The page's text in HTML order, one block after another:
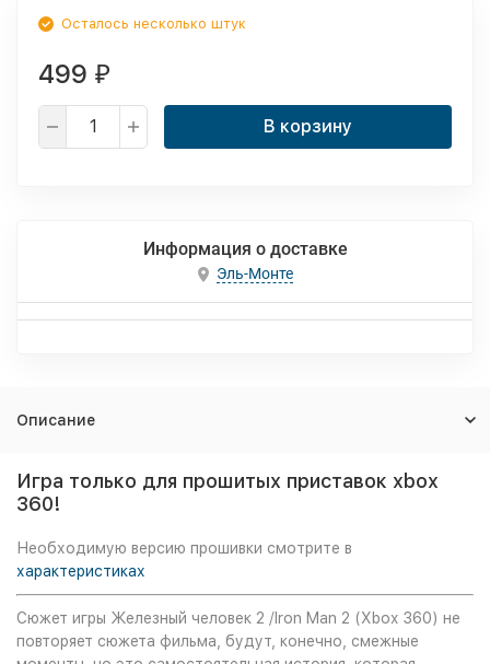
Осталось несколько штук
499 ₽
В корзину
Информация о доставке
Эль-Монте
Описание
Игра только для прошитых приставок xbox
360!
Необходимую версию прошивки смотрите в
характеристиках
Сюжет игры Железный человек 2 /Iron Man 2 (Xbox 360) не
повторяет сюжета фильма, будут, конечно, смежные